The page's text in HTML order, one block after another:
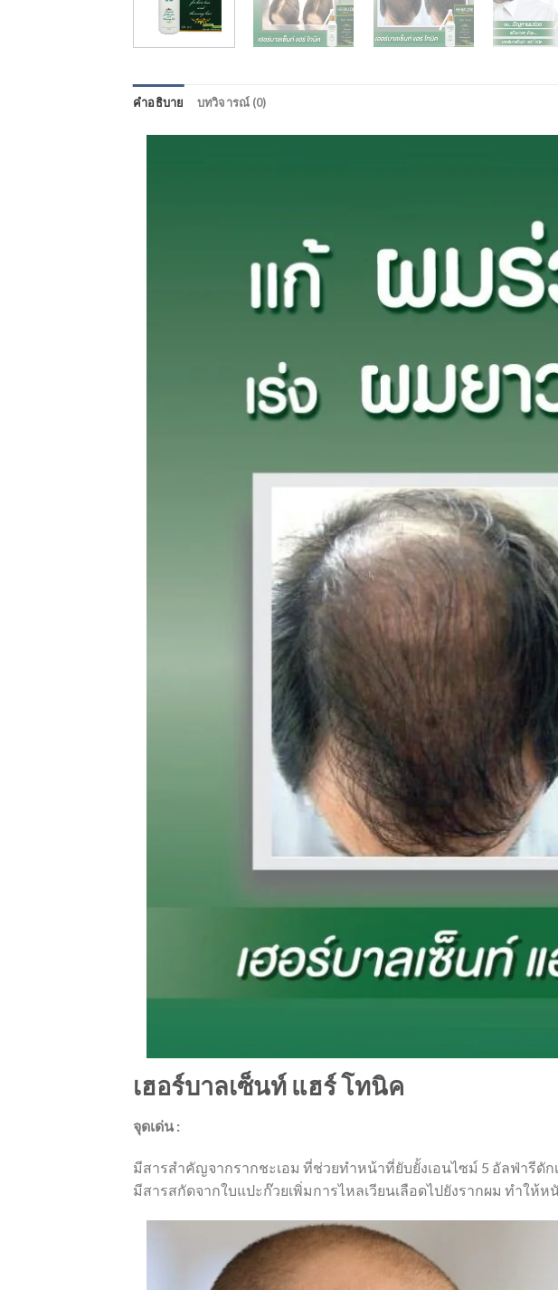
คำอธิบาย บทวิจารณ์ (0)
เฮอร์บาลเซ็นท์ แฮร์ โทนิค
จุดเด่น :
มีสารสำคัญจากรากชะเอม ที่ช่วยทำหน้าที่ยับยั้งเอนไซม์ 5 อัลฟ่ารีดั
มีสารสกัดจากใบแปะก๊วยเพิ่มการไหลเวียนเลือดไปยังรากผม ทำใ